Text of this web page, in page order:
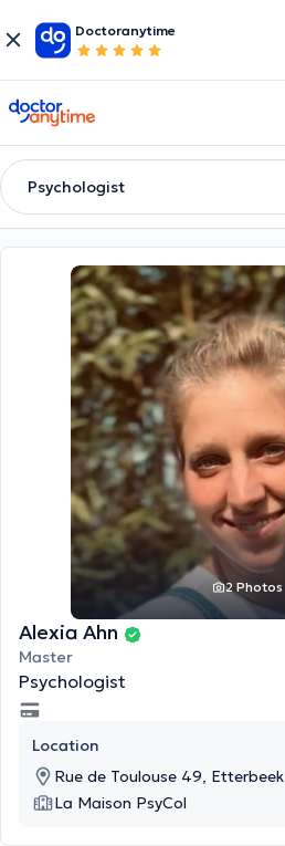
Doctoranytime
doctoranytime
Psychologist
2 Photos
Alexia Ahn
Master
Psychologist
Location
Rue de Toulouse 49, Etterbeek
La Maison PsyCol